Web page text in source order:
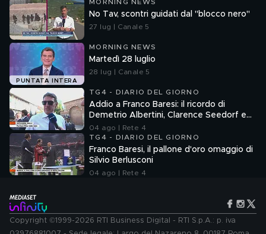
MORNING NEWS
No Tav, scontri guidati dal "blocco nero"
27 lug | Canale 5
PUNTATA INTERA
MORNING NEWS
Martedì 28 luglio
28 lug | Canale 5
TG4 - DIARIO DEL GIORNO
Addio a Franco Baresi: il ricordo di
Demetrio Albertini, Clarence Seedorf e
Giovanni Galli
04 ago | Rete 4
TG4 - DIARIO DEL GIORNO
Franco Baresi, il pallone d'oro omaggio di
Silvio Berlusconi
04 ago | Rete 4
Copyright ©1999-2026 RTI Business Digital - RTI S.p.A.: p. iva